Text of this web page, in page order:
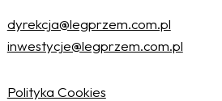
dyrekcja@legprzem.com.pl
inwestycje@legprzem.com.pl
Polityka Cookies